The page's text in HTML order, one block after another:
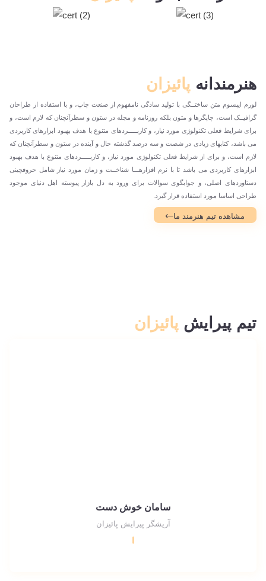
هنرمندانه پائیزان
لورم ایپسوم متن ساختــگی با تولید سادگی نامفهوم از صنعت چاپ، و با استفاده از طراحان
گرافیــک است، چاپگرها و متون بلکه روزنامه و مجله در ستون و سطرآنچنان که لازم است، و
برای شرایط فعلی تکنولوژی مورد نیاز، و کاربـــــردهای متنوع با هدف بهبود ابزارهای کاربردی
می باشد، کتابهای زیادی در شصت و سه درصد گذشته حال و آینده در ستون و سطرآنچنان که
لازم است، و برای از شرایط فعلی تکنولوژی مورد نیاز، و کاربـــــردهای متنوع با هدف بهبود
ابزارهای کاربردی می باشد تا با نرم افزارهـــا شناخــت و زمان مورد نیاز شامل حروفچینی
دستاوردهای اصلی، و جوابگوی سوالات برای ورود به دل بازار پیوسته اهل دنیای موجود
طراحی اساسا مورد استفاده قرار گیرد.
مشاهده تیم هنرمند ما
تیم پیرایش پائیزان
سامان خوش دست
آریشگر پیرایش پائیزان